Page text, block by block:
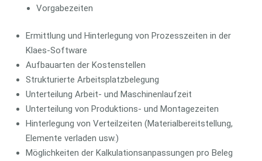
Vorgabezeiten
Ermittlung und Hinterlegung von Prozesszeiten in der
Klaes-Software
Aufbauarten der Kostenstellen
Strukturierte Arbeitsplatzbelegung
Unterteilung Arbeit- und Maschinenlaufzeit
Unterteilung von Produktions- und Montagezeiten
Hinterlegung von Verteilzeiten (Materialbereitstellung,
Elemente verladen usw.)
Möglichkeiten der Kalkulationsanpassungen pro Beleg